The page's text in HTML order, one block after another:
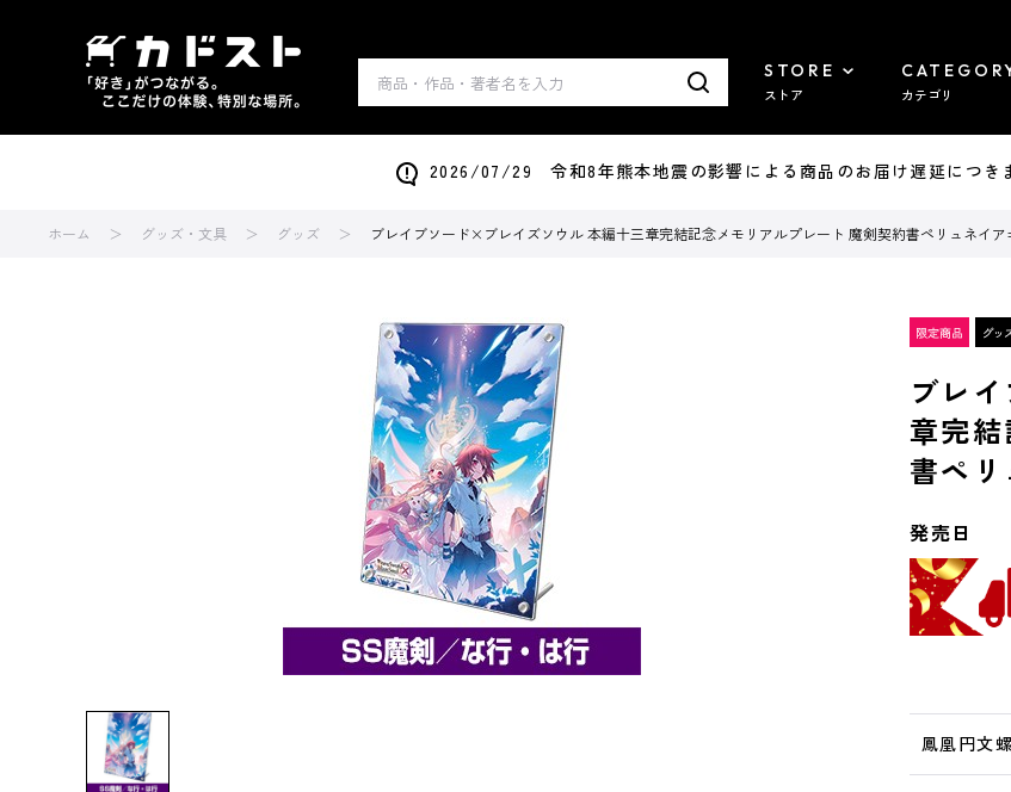
STORE
ストア カテゴリ
2026/07/29 令和8年熊本地震の影響による商品のお届け遅延につき
ホーム グッズ・文具 グッズ ブレイブソード×ブレイズソウル 本編十三章完結記念メモリアルプレート 魔剣契約書ペリュネイ
ブレ
章完
書ペ
発売日
鳳凰円文